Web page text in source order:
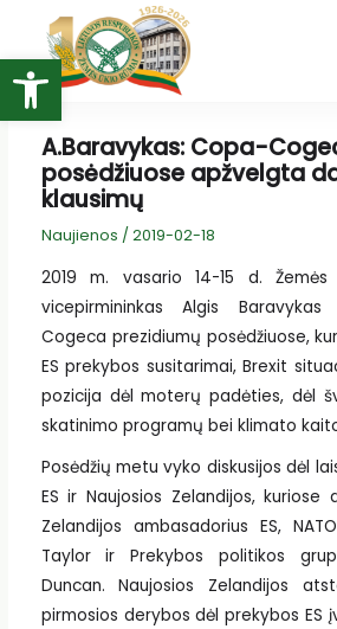
Open toolbar
turinio
A.Baravykas: Copa-
posėdžiuose apžvelgta
klausimų
Naujienos / 2019-02-18
2019 m. vasario 14-15 d.
vicepirmininkas Algis
Cogeca prezidiumų posėdžiuose,
ES prekybos susitarimai, Brexit
pozicija dėl moterų padėties, dėl
skatinimo programų bei klimato
Posėdžių metu vyko diskusijos dėl
ES ir Naujosios Zelandijos, kuriose
Zelandijos ambasadorius ES,
Taylor ir Prekybos politikos
Duncan. Naujosios Zelandijos
pirmosios derybos dėl prekybos ES